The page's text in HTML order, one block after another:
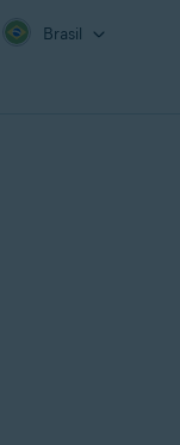
Brasil